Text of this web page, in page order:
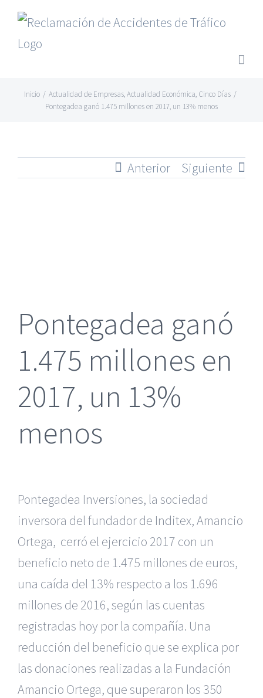
Saltar
contenido
Inicio / Actualidad de Empresas,Actualidad Económica, Cinco Días /
Pontegadea ganó 1.475 millones en 2017, un 13% menos
Anterior Siguiente
Pontegadea ganó
1.475 millones en
2017, un 13%
menos
Pontegadea Inversiones, la sociedad
inversora del fundador de Inditex, Amancio
Ortega, cerró el ejercicio 2017 con un
beneficio neto de 1.475 millones de euros,
una caída del 13% respecto a los 1.696
millones de 2016, según las cuentas
registradas hoy por la compañía. Una
reducción del beneficio que se explica por
las donaciones realizadas a la Fundación
Amancio Ortega, que superaron los 350